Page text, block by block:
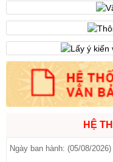
HỆ
sung một số điều của
15/3/2024 của Chính phủ
Ngày ban hành: (06/08/2026)
Số:1701/QĐ-UBND
Tên:(Quyết định Về việc
đổi, bổ sung và phê
vực thành lập và hoạt
Ngày ban hành: (05/08/2026)
Số:
1705/QĐ-UBND